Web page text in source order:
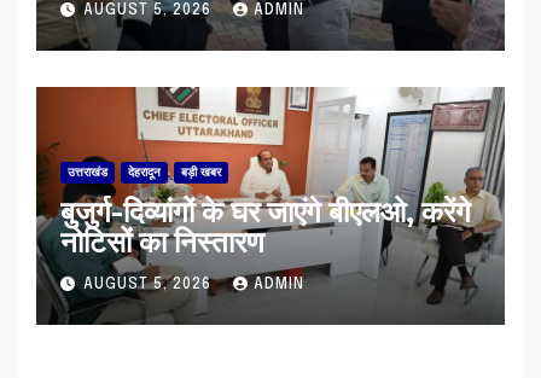
AUGUST 5, 2026 ADMIN
उत्तराखंड देहरादून बड़ी खबर
बुजुर्ग-दिव्यांगों के घर जाएंगे बीएलओ, करेंगे
नोटिसों का निस्तारण
AUGUST 5, 2026 ADMIN